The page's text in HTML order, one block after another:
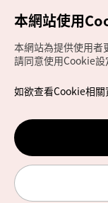
Copyrights (c) 韓
如有相關疑問或
本網站使用
本網站為提供使用者
請同意使用Cookie設
如欲查看Cookie相